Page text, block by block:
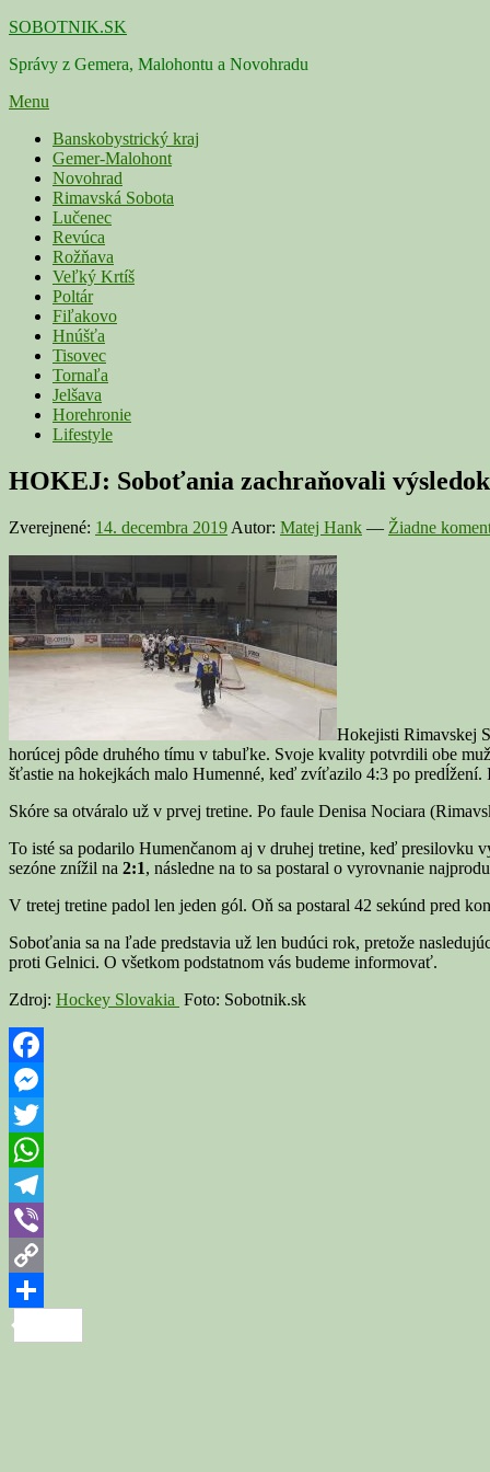
Skip
content
SOBOTNIK.SK
Správy z Gemera, Malohontu a Novohradu
Menu
Primárne
menu
Banskobystrický kraj
Gemer-Malohont
Novohrad
Rimavská Sobota
Lučenec
Revúca
Rožňava
Veľký Krtíš
Poltár
Fiľakovo
Hnúšťa
Tisovec
Tornaľa
Jelšava
Horehronie
Lifestyle
HOKEJ: Soboťania zachraňovali
Zverejnené: 14. decembra 2019 Autor: Matej Hank — Žiadne
Hokejisti Rimavskej
horúcej pôde druhého tímu v tabuľke. Svoje kvality potvrdili obe
šťastie na hokejkách malo Humenné, keď zvíťazilo 4:3 po predĺžení.
Skóre sa otváralo už v prvej tretine. Po faule Denisa Nociara
To isté sa podarilo Humenčanom aj v druhej tretine, keď presilovku
sezóne znížil na 2:1, následne na to sa postaral o vyrovnanie
V tretej tretine padol len jeden gól. Oň sa postaral 42 sekúnd pred
Soboťania sa na ľade predstavia už len budúci rok, pretože
proti Gelnici. O všetkom podstatnom vás budeme informovať.
Zdroj: Hockey Slovakia Foto: Sobotnik.sk
Facebook
Messenger
Twitter
WhatsApp
Telegram
Viber
Copy
Link